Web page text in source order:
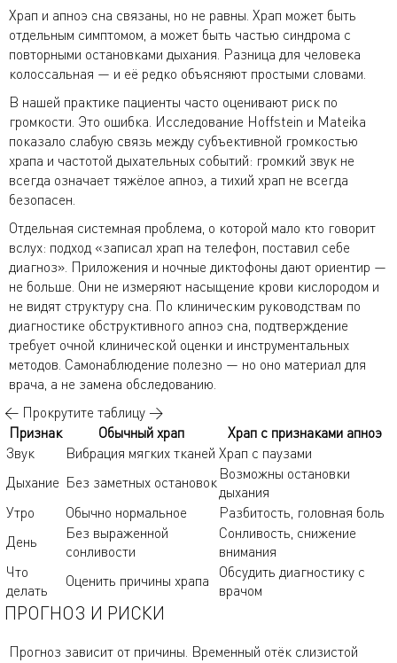
Храп и апноэ сна связаны, но не равны. Храп может быть
отдельным симптомом, а может быть частью синдрома с
повторными остановками дыхания. Разница для человека
колоссальная — и её редко объясняют простыми словами.
В нашей практике пациенты часто оценивают риск по
громкости. Это ошибка. Исследование Hoffstein и Mateika
показало слабую связь между субъективной громкостью
храпа и частотой дыхательных событий: громкий звук не
всегда означает тяжёлое апноэ, а тихий храп не всегда
безопасен.
Отдельная системная проблема, о которой мало кто говорит
вслух: подход «записал храп на телефон, поставил себе
диагноз». Приложения и ночные диктофоны дают ориентир —
не больше. Они не измеряют насыщение крови кислородом и
не видят структуру сна. По клиническим руководствам по
диагностике обструктивного апноэ сна, подтверждение
требует очной клинической оценки и инструментальных
методов. Самонаблюдение полезно — но оно материал для
врача, а не замена обследованию.
← Прокрутите таблицу →
Признак
Обычный храп
Храп с признаками апноэ
Звук
Вибрация мягких тканей Храп с паузами
Дыхание Без заметных остановокВозможны остановки
дыхания
Утро
Обычно нормальное
Разбитость, головная боль
День
Без выраженной
сонливости
Сонливость, снижение
внимания
Что
делать
Оценить причины храпа
Обсудить диагностику с
врачом
ПРОГНОЗ И РИСКИ
Прогноз зависит от причины. Временный отёк слизистой